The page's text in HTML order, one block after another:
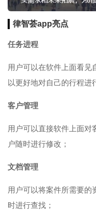
律智荟app亮点
任务进程
用户可以在软件上面看见
以更好地对自己的行程进
客户管理
用户可以直接软件上面对
户随时进行修改；
文档管理
用户可以将案件所需要的
时进行查找；